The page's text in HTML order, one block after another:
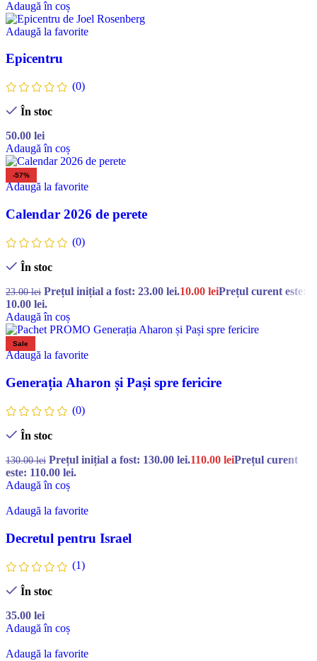
Adaugă în coș
Adaugă la favorite
Epicentru
(0)
În stoc
50.00 lei
Adaugă în coș
-57%
Adaugă la favorite
Calendar 2026 de perete
(0)
În stoc
23.00lei Prețul inițial a fost: 23.00 lei.10.00 leiPrețul curent este:
10.00 lei.
Adaugă în coș
Sale
Adaugă la favorite
Generația Aharon și Pași spre fericire
(0)
În stoc
130.00lei Prețul inițial a fost: 130.00 lei.110.00 leiPrețul curent
este: 110.00 lei.
Adaugă în coș
Adaugă la favorite
Decretul pentru Israel
(1)
În stoc
35.00 lei
Adaugă în coș
Adaugă la favorite